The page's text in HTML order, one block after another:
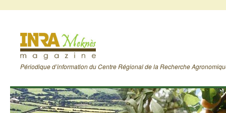
Périodique d’information du Centre Régional de la Recherche